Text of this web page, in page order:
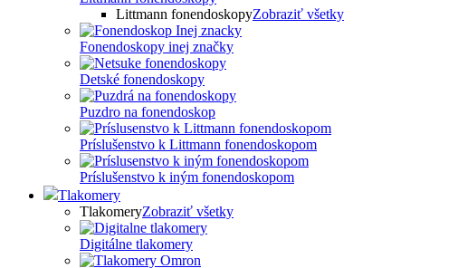
Littmann fonendoskopyZobraziť všetky
Fonendoskopy inej značky
Detské fonendoskopy
Puzdro na fonendoskop
Príslušenstvo k Littmann fonendoskopom
Príslušenstvo k iným fonendoskopom
Tlakomery
TlakomeryZobraziť všetky
Digitálne tlakomery